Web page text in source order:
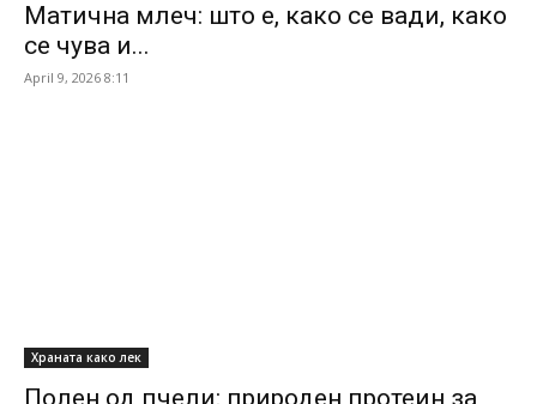
Матична млеч: што е, како се вади, како
се чува и...
April 9, 2026 8:11
Храната како лек
Полен од пчели: природен протеин за